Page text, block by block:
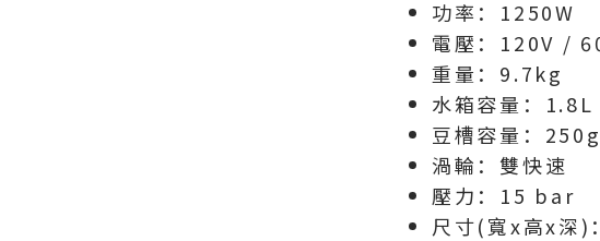
功率：1250W
電壓：120V /
重量：9.7kg
水箱容量：1.8L
豆槽容量：250g
渦輪：雙快速
壓力：15 bar
尺寸(寬x高x深